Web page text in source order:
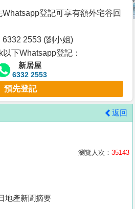
登記可享有額外宅谷回
6332 2553 (劉小姐)
下Whatsapp登記：
新居屋
6332 2553
預先登記
返回
瀏覽人次： 35143
地產新聞摘要